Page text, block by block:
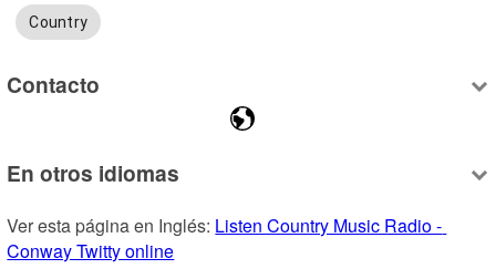
Country
Contacto
En otros idiomas
Ver esta página en Inglés: Listen Country Music Radio -
Conway Twitty online